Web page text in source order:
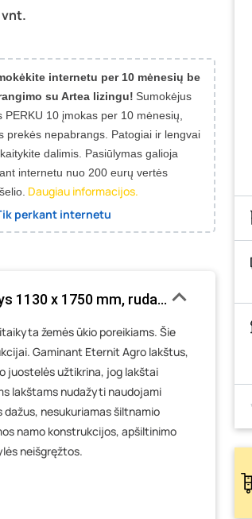
internetu per 10 mėnesių be
su Artea lizingu! Sumokėjus
PERKU 10 įmokas per 10 mėnesių,
prekės nepabrangs. Patogiai ir lengvai
dalimis. Pasiūlymas galioja
internetu nuo 200 eurų vertės
Daugiau informacijos.
perkant internetu
1130 x 1750 mm, ruda spalva,
žemės ūkio poreikiams. Šie
Gaminant Eternit Agro lakštus,
juostelės užtikrina, jog lakštai
lakštams nudažyti naudojami
nesukuriamas šiltnamio
namo konstrukcijos, apšiltinimo
neišgręžtos.